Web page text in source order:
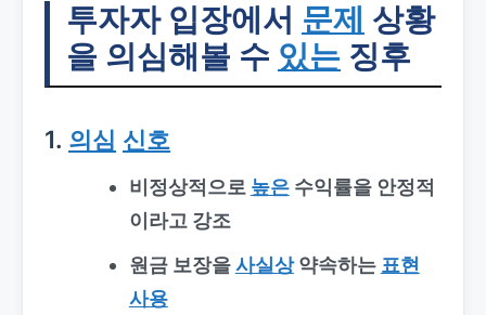
투자자 입장에서 문제 상황
을 의심해볼 수 있는 징후
1. 의심 신호
비정상적으로 높은수익률을 안정적
이라고 강조
원금 보장을사실상약속하는 표현
사용